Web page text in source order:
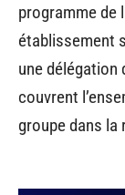
programme de
établissement
une délégation
couvrent
groupe dans la